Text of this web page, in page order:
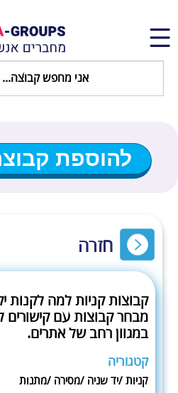
להוספת
חזרה
קבוצות קניות למה לקנות
מבחר קבוצות עם קישורים
במגוון רחב של אתרים.
קטגוריה
קניות /יד שניה /מסירה /מתנות